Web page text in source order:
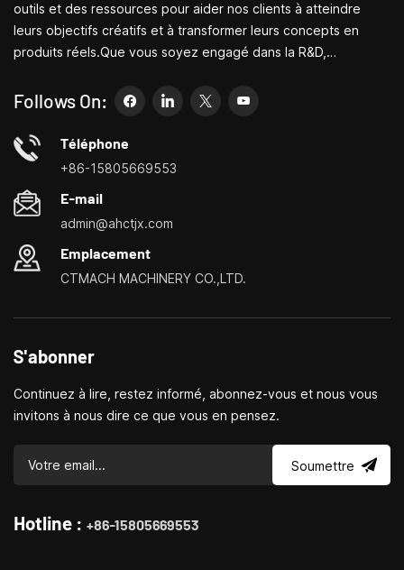
outils et des ressources pour aider nos clients à atteindre
leurs objectifs créatifs et à transformer leurs concepts en
produits réels.Que vous soyez engagé dans la R&D,
entrepreneur créatif, les petites machines-outils de Bite
peuvent vous permettre de répondre à vos besoins plus
facilement, plus rapidement et de manière plus
économique.Spécialisé dans les centres de personnalisation
les perceuses et fraiseuses domestiques, les petits
tournages, perçages et fraisages multifonctionnels
Follows On:
Téléphone
+86-15805669553
E-mail
admin@ahctjx.com
Emplacement
CTMACH MACHINERY CO.,LTD.
S'abonner
Continuez à lire, restez informé, abonnez-vous et nous vous
invitons à nous dire ce que vous en pensez.
Soumettre
Hotline : +86-15805669553